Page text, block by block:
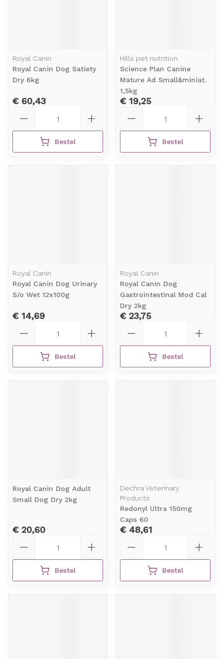
Royal Canin
Royal Canin Dog Satiety
Dry 6kg
€ 60,43
Bestel
Hills pet nutrition
Science Plan Canine
Mature Ad Small&miniat.
1,5kg
€ 19,25
Bestel
Royal Canin
Royal Canin Dog Urinary
S/o Wet 12x100g
€ 14,69
Bestel
Royal Canin
Royal Canin Dog
Gastrointestinal Mod Cal
Dry 2kg
€ 23,75
Bestel
Royal Canin Dog Adult
Small Dog Dry 2kg
€ 20,60
Bestel
Dechra Veterinary
Products
Redonyl Ultra 150mg
Caps 60
€ 48,61
Bestel